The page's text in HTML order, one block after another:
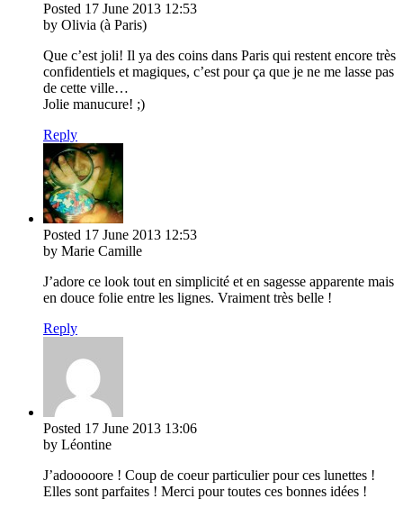
Posted 17 June 2013 12:53
by Olivia (à Paris)
Que c’est joli! Il ya des coins dans Paris qui restent encore très
confidentiels et magiques, c’est pour ça que je ne me lasse pas
de cette ville…
Jolie manucure! ;)
Reply
Posted 17 June 2013 12:53
by Marie Camille
J’adore ce look tout en simplicité et en sagesse apparente mais
en douce folie entre les lignes. Vraiment très belle !
Reply
Posted 17 June 2013 13:06
by Léontine
J’adooooore ! Coup de coeur particulier pour ces lunettes !
Elles sont parfaites ! Merci pour toutes ces bonnes idées !